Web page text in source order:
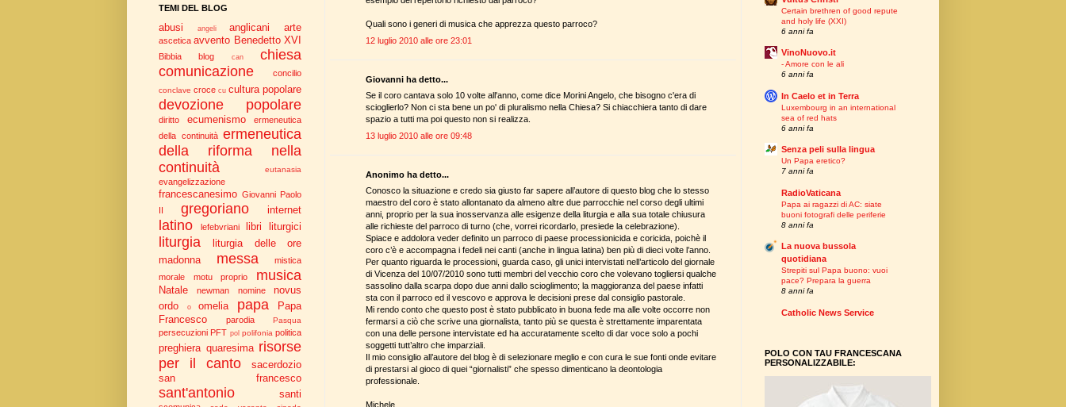
Quali sono i generi di musica che apprezza questo parroco?
12 luglio 2010 alle ore 23:01
Giovanni ha detto...
Se il coro cantava solo 10 volte all'anno, come dice Morini Angelo, che bisogno c'era di
scioglierlo? Non ci sta bene un po' di pluralismo nella Chiesa? Si chiacchiera tanto di dare
spazio a tutti ma poi questo non si realizza.
13 luglio 2010 alle ore 09:48
Anonimo ha detto...
Conosco la situazione e credo sia giusto far sapere all’autore di questo blog che lo stesso
maestro del coro è stato allontanato da almeno altre due parrocchie nel corso degli ultimi
anni, proprio per la sua inosservanza alle esigenze della liturgia e alla sua totale chiusura
alle richieste del parroco di turno (che, vorrei ricordarlo, presiede la celebrazione).
Spiace e addolora veder definito un parroco di paese processionicida e coricida, poichè il
coro c’è e accompagna i fedeli nei canti (anche in lingua latina) ben più di dieci volte l’anno.
Per quanto riguarda le processioni, guarda caso, gli unici intervistati nell’articolo del giornale
di Vicenza del 10/07/2010 sono tutti membri del vecchio coro che volevano togliersi qualche
sassolino dalla scarpa dopo due anni dallo scioglimento; la maggioranza del paese infatti
sta con il parroco ed il vescovo e approva le decisioni prese dal consiglio pastorale.
Mi rendo conto che questo post è stato pubblicato in buona fede ma alle volte occorre non
fermarsi a ciò che scrive una giornalista, tanto più se questa è strettamente imparentata
con una delle persone intervistate ed ha accuratamente scelto di dar voce solo a pochi
soggetti tutt’altro che imparziali.
Il mio consiglio all’autore del blog è di selezionare meglio e con cura le sue fonti onde evitare
di prestarsi al gioco di quei “giornalisti” che spesso dimenticano la deontologia
professionale.
Michele
TEMI DEL BLOG
abusi angeli anglicani arte
ascetica avvento Benedetto XVI
Bibbia blog can
chiesa
comunicazione
concilio
conclave croce cu cultura popolare
devozione popolare
diritto ecumenismo
ermeneutica
della continuità ermeneutica
della riforma nella
continuità
eutanasia
evangelizzazione
francescanesimo Giovanni Paolo
II
gregoriano internet
latino lefebvriani libri liturgici
liturgia
liturgia delle ore
madonna
messa
mistica
morale
motu proprio musica
Natale newman nomine
novus
ordo
o omelia papa
Papa
Francesco
parodia Pasqua
persecuzioni PFT pol polifonia politica
preghiera quaresima risorse
per il canto
sacerdozio
san francesco
sant'antonio santi
Certain brethren of good repute
and holy life (XXI)
6 anni fa
VinoNuovo.it
- Amore con le ali
6 anni fa
In Caelo et in Terra
Luxembourg in an international
sea of red hats
6 anni fa
Senza peli sulla lingua
Un Papa eretico?
7 anni fa
RadioVaticana
Papa ai ragazzi di AC: siate
buoni fotografi delle periferie
8 anni fa
La nuova bussola
quotidiana
Strepiti sul Papa buono: vuoi
pace? Prepara la guerra
8 anni fa
Catholic News Service
POLO CON TAU FRANCESCANA
PERSONALIZZABILE: